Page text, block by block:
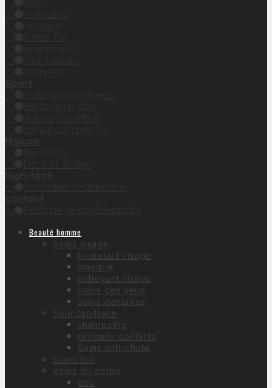
Beauté homme
soins visage
hydratant visage
masque
nettoyant visage
soins des yeux
soins dentaires
Soin capillaire
shampoing
produits coiffants
Soins anti-chute
soins bio
soins du corps
déo